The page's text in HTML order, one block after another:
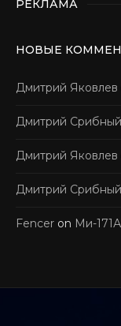
РЕКЛАМА
НОВЫЕ
Дмитрий Яковлев
Дмитрий Срибный
Дмитрий Яковлев
Дмитрий Срибный
Fencer on Ми-